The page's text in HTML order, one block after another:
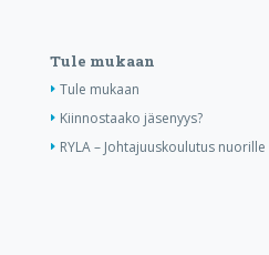
Tule mukaan
Tule mukaan
Kiinnostaako jäsenyys?
RYLA – Johtajuuskoulutus nuorille